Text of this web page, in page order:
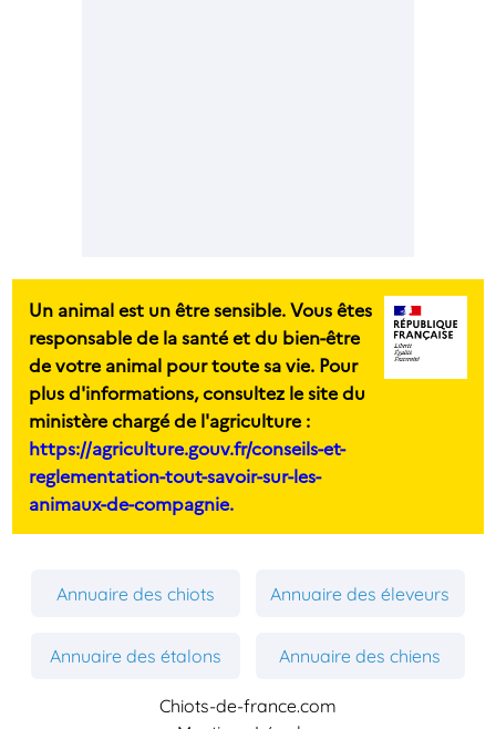
Un animal est un être sensible. Vous êtes
responsable de la santé et du bien-être
de votre animal pour toute sa vie. Pour
plus d'informations, consultez le site du
ministère chargé de l'agriculture :
https://agriculture.gouv.fr/conseils-et-
reglementation-tout-savoir-sur-les-
animaux-de-compagnie.
Annuaire des chiots Annuaire des éleveurs
Annuaire des étalons Annuaire des chiens
Chiots-de-france.com